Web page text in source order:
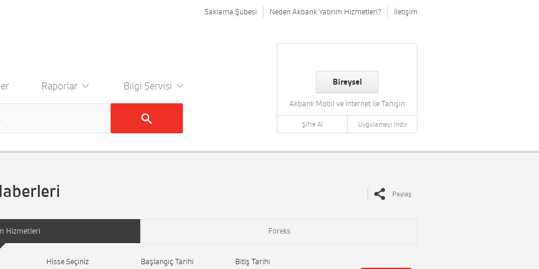
Saklama Şubesi Neden Akbank Yatırım Hizmetleri? İletişim
Bireysel
Akbank Mobil ve İnternet ile Tanışın
Şifre Al Uygulamayı İndir
Raporlar Bilgi Servisi
Paylaş
Hizmetleri Foreks
Hisse Seçiniz Başlangıç Tarihi Bitiş Tarihi